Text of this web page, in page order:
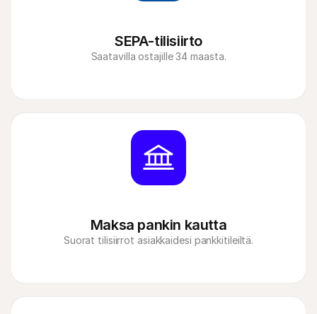
SEPA-tilisiirto
Saatavilla ostajille 34 maasta.
Maksa pankin kautta